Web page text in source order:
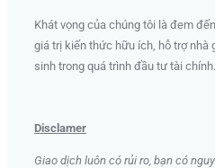
Khát vọng của chúng tôi là đem
giá trị kiến thức hữu ích, hỗ trợ nhà
sinh trong quá trình đầu tư tài chính.
Disclamer
Giao dịch luôn có rủi ro, bạn có